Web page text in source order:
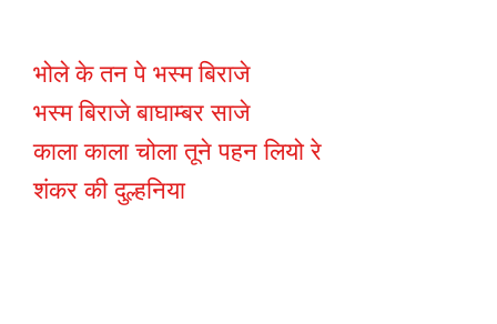
भोले के तन पे भस्म बिराजे
भस्म बिराजे बाघाम्बर साजे
काला काला चोला तूने पहन लियो रे
शंकर की दुल्हनिया